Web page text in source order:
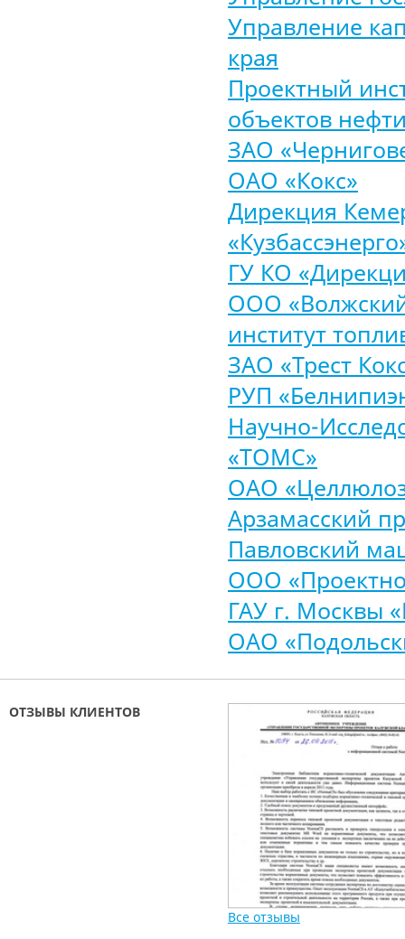
Управление
края
Проектный
объектов
ЗАО
ОАО «Кокс»
Дирекция
ГУ КО
ООО
институт
ЗАО «Трест
РУП
Научно-
«ТОМС»
ОАО
Арзамасский
Павловский
ООО
ГАУ г. Москвы
ОАО
ОТЗЫВЫ КЛИЕНТОВ
Все отзывы